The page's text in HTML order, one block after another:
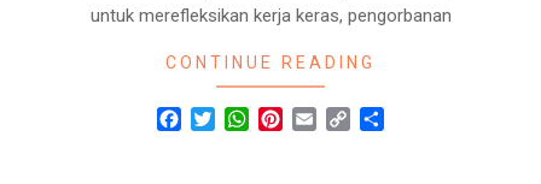
untuk merefleksikan kerja keras, pengorbanan
CONTINUE READING
Facebook
TwitterWhatsApp
Pinterest
Email Copy